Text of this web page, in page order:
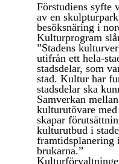
Förstudiens syfte
av en
besöksnäring i
Kulturprogram
”Stadens
utifrån ett hela-
stadsdelar, som
stad. Kultur har
stadsdelar ska
Samverkan
kulturutövare
skapar
kulturutbud i
framtidsplanering
brukarna.”